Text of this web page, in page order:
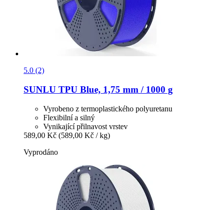
5.0 (2)
SUNLU TPU Blue, 1,75 mm / 1000 g
Vyrobeno z termoplastického polyuretanu
Flexibilní a silný
Vynikající přilnavost vrstev
589,00 Kč (589,00 Kč / kg)
Vyprodáno